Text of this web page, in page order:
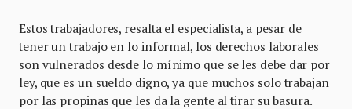
Estos trabajadores, resalta el especialista, a pesar de
tener un trabajo en lo informal, los derechos laborales
son vulnerados desde lo mínimo que se les debe dar por
ley, que es un sueldo digno, ya que muchos solo trabajan
por las propinas que les da la gente al tirar su basura.